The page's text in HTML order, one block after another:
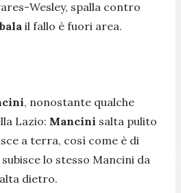
Wesley, spalla contro
il fallo è fuori area.
, nonostante qualche
Lazio: Mancini salta pulito
a terra, così come è di
lo stesso Mancini da
dietro.